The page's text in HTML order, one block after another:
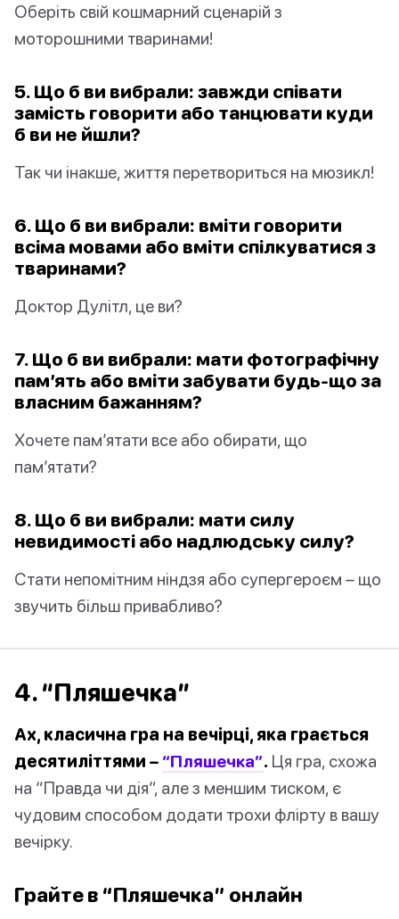
Оберіть свій кошмарний сценарій з
моторошними тваринами!
5. Що б ви вибрали: завжди співати
замість говорити або танцювати куди
б ви не йшли?
Так чи інакше, життя перетвориться на мюзикл!
6. Що б ви вибрали: вміти говорити
всіма мовами або вміти спілкуватися з
тваринами?
Доктор Дулітл, це ви?
7. Що б ви вибрали: мати фотографічну
пам’ять або вміти забувати будь-що за
власним бажанням?
Хочете пам’ятати все або обирати, що
пам’ятати?
8. Що б ви вибрали: мати силу
невидимості або надлюдську силу?
Стати непомітним ніндзя або супергероєм – що
звучить більш привабливо?
4. “Пляшечка”
Ах, класична гра на вечірці, яка грається
десятиліттями – “Пляшечка”. Ця гра, схожа
на “Правда чи дія”, але з меншим тиском, є
чудовим способом додати трохи флірту в вашу
вечірку.
Грайте в “Пляшечка” онлайн